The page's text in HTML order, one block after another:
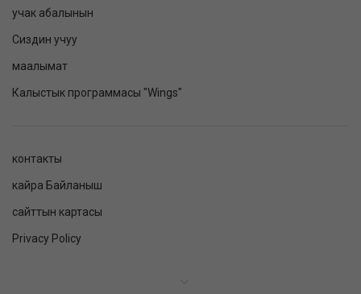
учак абалынын
Сиздин учуу
маалымат
Калыстык программасы "Wings"
контакты
кайра Байланыш
сайттын картасы
Privacy Policy